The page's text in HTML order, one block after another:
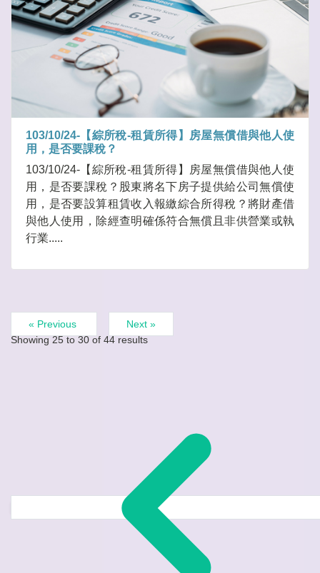
103/10/24-【綜所稅-租賃所得】房屋無償借與他人使
用，是否要課稅？
103/10/24-【綜所稅-租賃所得】房屋無償借與他人使
用，是否要課稅？股東將名下房子提供給公司無償使
用，是否要設算租賃收入報繳綜合所得稅？將財產借
與他人使用，除經查明確係符合無償且非供營業或執
行業.....
« Previous
Next »
Showing 25 to 30 of 44 results